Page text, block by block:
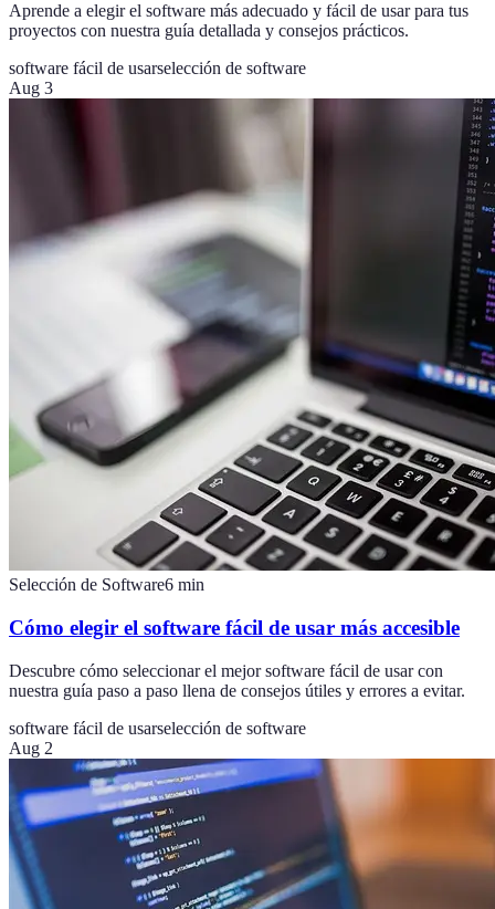
Aprende a elegir el software más adecuado y fácil de usar para tus
proyectos con nuestra guía detallada y consejos prácticos.
software fácil de usarselección de software
Aug 3
Selección de Software6 min
Cómo elegir el software fácil de usar más accesible
Descubre cómo seleccionar el mejor software fácil de usar con
nuestra guía paso a paso llena de consejos útiles y errores a evitar.
software fácil de usarselección de software
Aug 2